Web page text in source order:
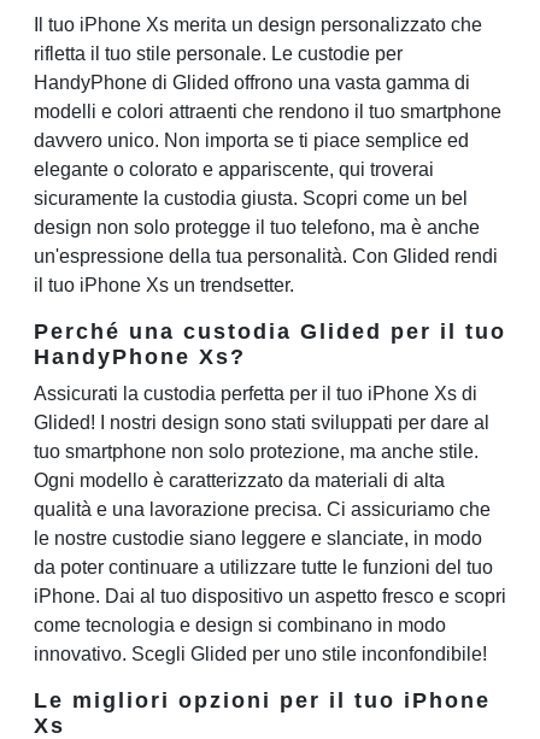
Il tuo iPhone Xs merita un design personalizzato che
rifletta il tuo stile personale. Le custodie per
HandyPhone di Glided offrono una vasta gamma di
modelli e colori attraenti che rendono il tuo smartphone
davvero unico. Non importa se ti piace semplice ed
elegante o colorato e appariscente, qui troverai
sicuramente la custodia giusta. Scopri come un bel
design non solo protegge il tuo telefono, ma è anche
un'espressione della tua personalità. Con Glided rendi
il tuo iPhone Xs un trendsetter.
Perché una custodia Glided per il tuo
HandyPhone Xs?
Assicurati la custodia perfetta per il tuo iPhone Xs di
Glided! I nostri design sono stati sviluppati per dare al
tuo smartphone non solo protezione, ma anche stile.
Ogni modello è caratterizzato da materiali di alta
qualità e una lavorazione precisa. Ci assicuriamo che
le nostre custodie siano leggere e slanciate, in modo
da poter continuare a utilizzare tutte le funzioni del tuo
iPhone. Dai al tuo dispositivo un aspetto fresco e scopri
come tecnologia e design si combinano in modo
innovativo. Scegli Glided per uno stile inconfondibile!
Le migliori opzioni per il tuo iPhone
Xs